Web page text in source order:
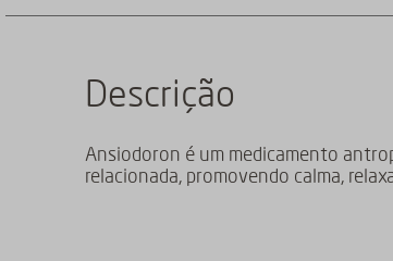
Descrição
Ansiodoron é um medicamento
relacionada, promovendo calma,